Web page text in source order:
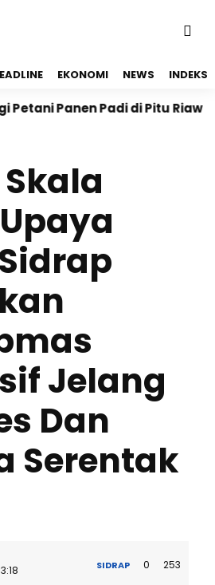
EKONOMI NEWS INDEKS
Panen Padi di Pitu Riawa,
Jelang
Dan
Serentak
SIDRAP 0 253